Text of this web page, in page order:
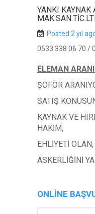
YANKI KAYNAK
Posted 2 yıl
0533 338 06 70 /
ELEMAN
ŞOFÖR
SATIŞ
KAYNAK VE
HAKİM,
EHLİYETİ OLAN,
ASKERLİĞİNİ
ONLINE